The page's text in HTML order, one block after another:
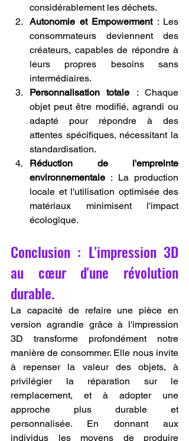
considérablement les déchets.
Autonomie et Empowerment : Les
consommateurs deviennent des
créateurs, capables de répondre à
leurs propres besoins sans
intermédiaires.
Personnalisation totale : Chaque
objet peut être modifié, agrandi ou
adapté pour répondre à des
attentes spécifiques, nécessitant la
standardisation.
Réduction de l'empreinte
environnementale : La production
locale et l'utilisation optimisée des
matériaux minimisent l'impact
écologique.
Conclusion : L'impression 3D
au cœur d'une révolution
durable.
La capacité de refaire une pièce en
version agrandie grâce à l'impression
3D transforme profondément notre
manière de consommer. Elle nous invite
à repenser la valeur des objets, à
privilégier la réparation sur le
remplacement, et à adopter une
approche plus durable et
personnalisée. En donnant aux
individus les moyens de produire